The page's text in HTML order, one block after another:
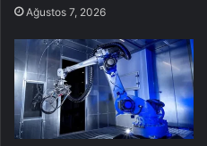
Ağustos 7, 2026